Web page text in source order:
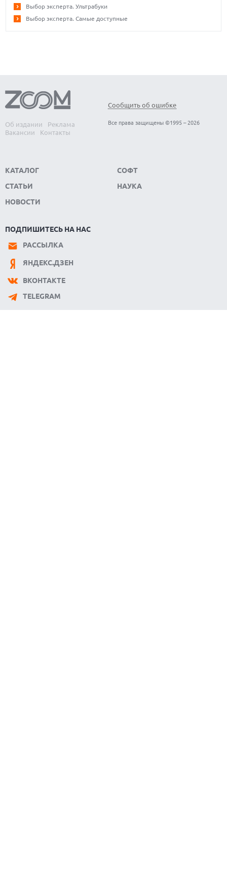
Выбор эксперта. Ультрабуки
Выбор эксперта. Самые доступные
Об издании
Реклама
Вакансии
Контакты
Сообщить об ошибке
Все права защищены ©1995 – 2026
КАТАЛОГ
СТАТЬИ
НОВОСТИ
СОФТ
НАУКА
ПОДПИШИТЕСЬ НА НАС
РАССЫЛКА
ЯНДЕКС.ДЗЕН
ВКОНТАКТЕ
TELEGRAM